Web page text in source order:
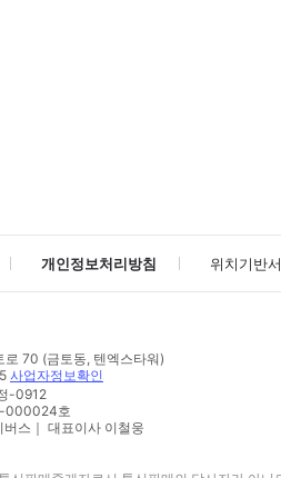
개인정보처리방침 위치기반
로 70 (금토동, 텐엑스타워)
사업자정보확인
-0912
000024호
스｜ 대표이사 이철웅